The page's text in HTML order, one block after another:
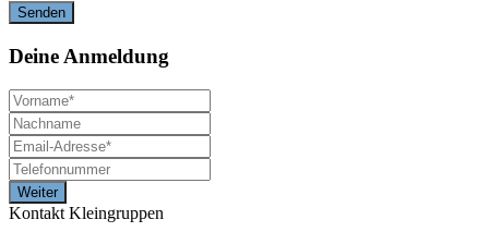
Deine Anmeldung
Kontakt Kleingruppen